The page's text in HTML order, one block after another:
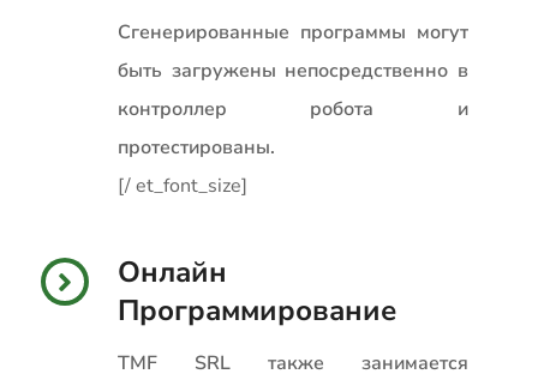
Сгенерированные программы могут
быть загружены непосредственно в
контроллер робота и
протестированы.
[/ et_font_size]
Онлайн
Программирование
TMF SRL также занимается